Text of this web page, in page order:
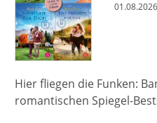
01.08.2026
Hier fliegen die Funken:
romantischen Spiegel-